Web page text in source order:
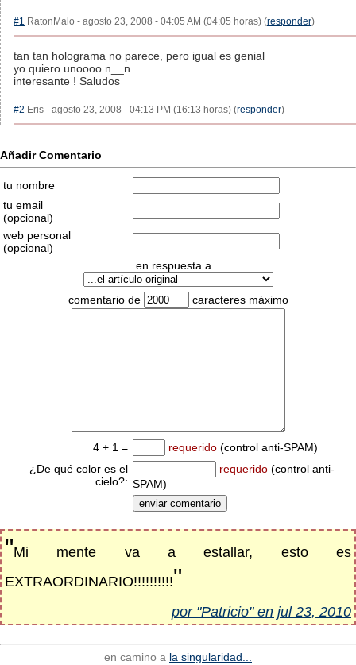
#1 RatonMalo - agosto 23, 2008 - 04:05 AM (04:05 horas) (responder)
tan tan holograma no parece, pero igual es genial
yo quiero unoooo n__n
interesante ! Saludos
#2 Eris - agosto 23, 2008 - 04:13 PM (16:13 horas) (responder)
Añadir Comentario
tu nombre
tu email
(opcional)
web personal
(opcional)
en respuesta a...
comentario de caracteres máximo
4 + 1 = requerido (control anti-SPAM)
¿De qué color es el
cielo?:
requerido (control anti-
SPAM)
"Mi mente va a estallar, esto es
EXTRAORDINARIO!!!!!!!!!!"
por "Patricio" en jul 23, 2010
en camino a la singularidad...